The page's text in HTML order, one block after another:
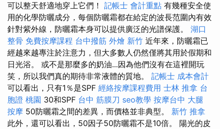
可以整天舒適地穿上它們！ 記帳士 會計重點 有幾種安全使
用的化學防曬成分，每個防曬霜都在給定的波長范圍內有效
針對紫外線，防曬霜本身可以提供廣泛的光譜保護。 湖口
整骨 免費按摩課程 台中撥筋 外燴 新竹 近年來，防曬霜已
經越來越專注於注意力，但大多數人仍然僅將其用於假期和
日光浴。 或不是那麼多的奶油...因為他們沒有在這裡開玩
笑，所以我們真的期待非常液體的質地。 記帳士 成本會計
可以看出，只有1％是SPF 經絡按摩課程費用 士林 推拿 台
胞證 桃園 30和SPF 台中 筋膜刀 seo教學 按摩台中 大腿
按摩 50防曬霜之間的差異，而價格並非典型。 新竹 推拿
此外，還可以看出，50因子50防曬霜不是10倍。 陽光的皮